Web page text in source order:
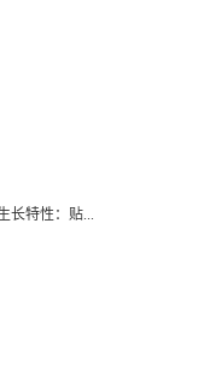
长特性：贴...